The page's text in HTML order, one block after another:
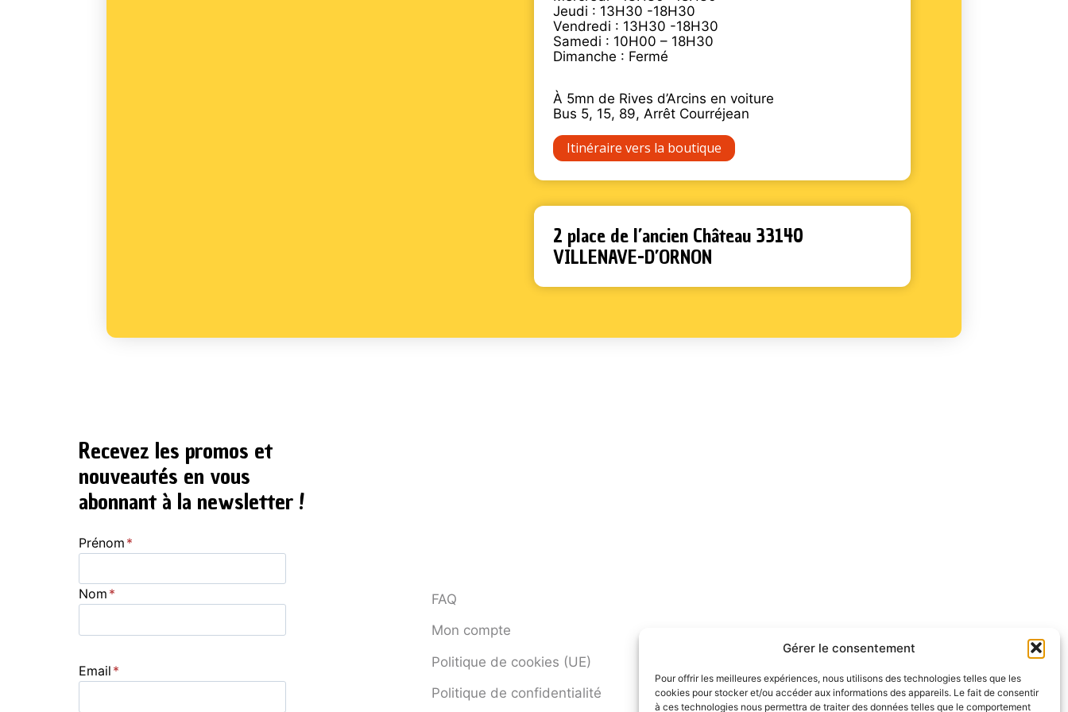
Gérer le consentement
Pour offrir les meilleures expériences, nous utilisons des technologies telles que les
cookies pour stocker et/ou accéder aux informations des appareils. Le fait de consentir
à ces technologies nous permettra de traiter des données telles que le comportement
Jeudi : 13H30 -18H30
Vendredi : 13H30 -18H30
Samedi : 10H00 – 18H30
Dimanche : Fermé
À 5mn de Rives d’Arcins en voiture
Bus 5, 15, 89, Arrêt Courréjean
Itinéraire vers la boutique
2 place de l’ancien Château 33140
VILLENAVE-D’ORNON
Recevez les promos et
nouveautés en vous
abonnant à la newsletter !
Prénom *
Nom *
Email *
FAQ
Mon compte
Politique de cookies (UE)
Politique de confidentialité